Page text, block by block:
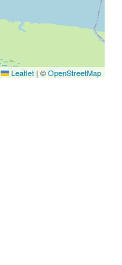
Leaflet | ©OpenStreetMap